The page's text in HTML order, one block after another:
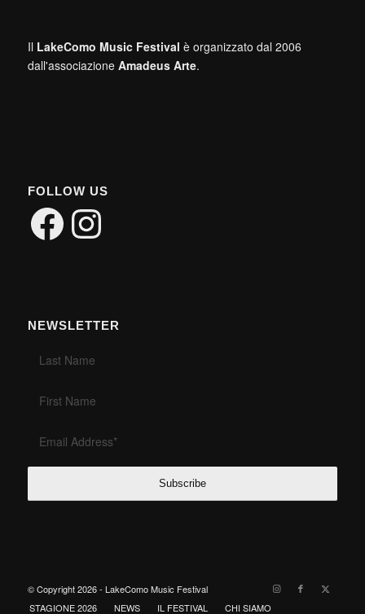
Il LakeComo Music Festival è organizzato dal 2006
dall'associazione Amadeus Arte.
FOLLOW US
FacebookInstagram
NEWSLETTER
© Copyright 2026 - LakeComo Music Festival
STAGIONE 2026
NEWS IL FESTIVAL CHI SIAMO